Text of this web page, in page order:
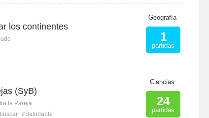
los continentes
Geografía
1
partidas
(SyB)
la Pareja
#Saludable
Ciencias
24
partidas